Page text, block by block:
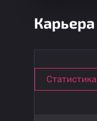
Карьера
Статистика